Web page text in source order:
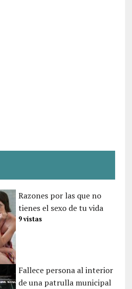
Razones por las que no
tienes el sexo de tu vida
9 vistas
Fallece persona al interior
de una patrulla municipal